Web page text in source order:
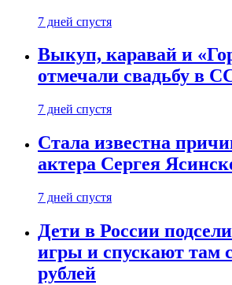
7 дней спустя
Выкуп, каравай и
отмечали свадьбу в
7 дней спустя
Стала известна
актера Сергея
7 дней спустя
Дети в России
игры и спускают там
рублей